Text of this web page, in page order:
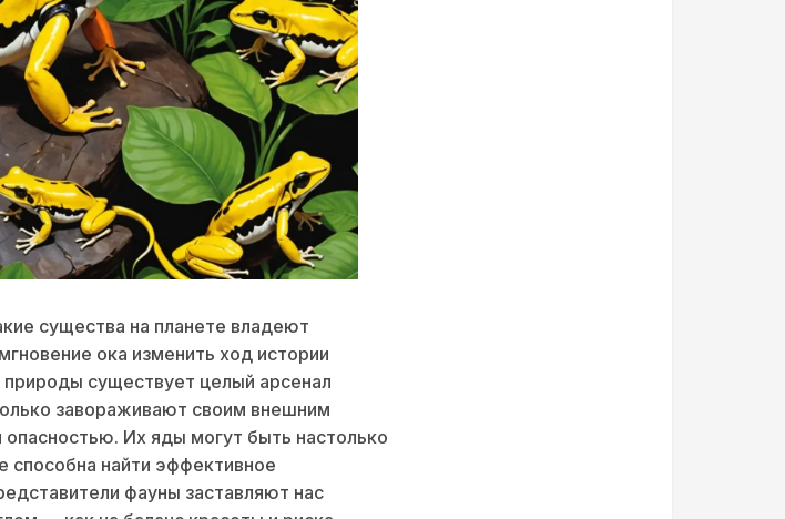
существа на планете владеют
ока изменить ход истории
существует целый арсенал
завораживают своим внешним
Их яды могут быть настолько
найти эффективное
фауны заставляют нас